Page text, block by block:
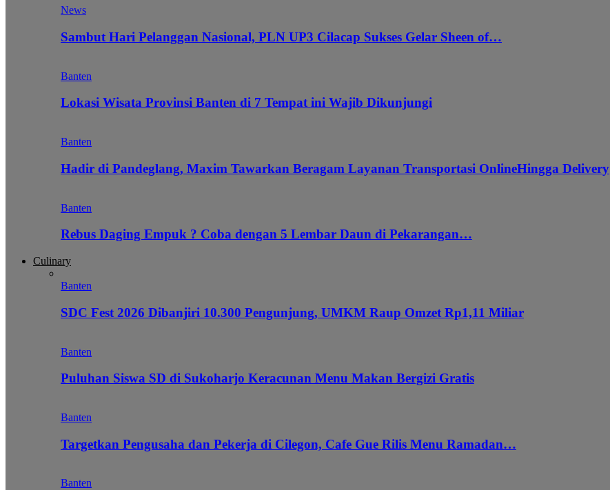
News
Sambut Hari Pelanggan Nasional, PLN UP3 Cilacap Sukses Gelar Sheen of…
Banten
Lokasi Wisata Provinsi Banten di 7 Tempat ini Wajib Dikunjungi
Banten
Hadir di Pandeglang, Maxim Tawarkan Beragam Layanan Transportasi OnlineHingga Delivery
Banten
Rebus Daging Empuk ? Coba dengan 5 Lembar Daun di Pekarangan…
Culinary
Banten
SDC Fest 2026 Dibanjiri 10.300 Pengunjung, UMKM Raup Omzet Rp1,11 Miliar
Banten
Puluhan Siswa SD di Sukoharjo Keracunan Menu Makan Bergizi Gratis
Banten
Targetkan Pengusaha dan Pekerja di Cilegon, Cafe Gue Rilis Menu Ramadan…
Banten